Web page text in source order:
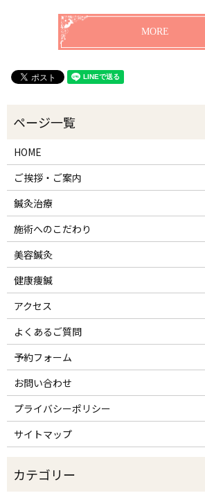
MORE
HOME
ご挨拶・ご案内
鍼灸治療
施術へのこだわり
美容鍼灸
健康痩鍼
アクセス
よくあるご質問
予約フォーム
お問い合わせ
プライバシーポリシー
サイトマップ